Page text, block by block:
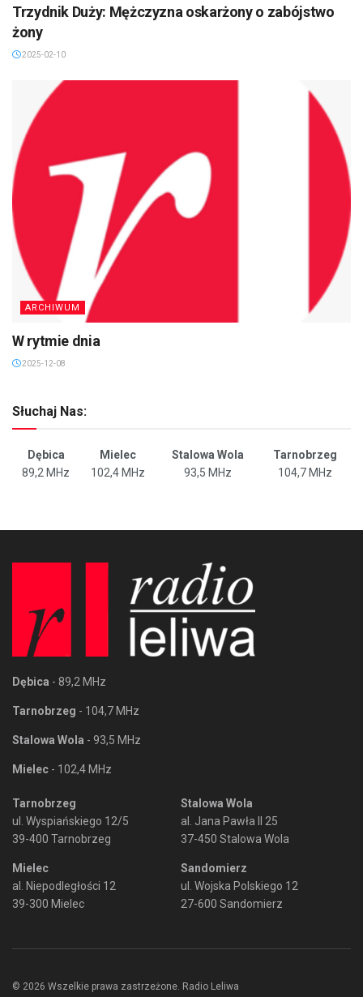
Trzydnik Duży: Mężczyzna oskarżony o zabójstwo
żony
2025-02-10
ARCHIWUM
W rytmie dnia
2025-12-08
Słuchaj Nas:
Dębica Mielec Stalowa Wola
Tarnobrzeg
89,2 MHz
102,4 MHz 93,5 MHz 104,7 MHz
Dębica - 89,2 MHz
Tarnobrzeg - 104,7 MHz
Stalowa Wola - 93,5 MHz
Mielec - 102,4 MHz
Tarnobrzeg
ul. Wyspiańskiego 12/5
39-400 Tarnobrzeg
Mielec
al. Niepodległości 12
39-300 Mielec
Stalowa Wola
al. Jana Pawła II 25
37-450 Stalowa Wola
Sandomierz
ul. Wojska Polskiego 12
27-600 Sandomierz
© 2026 Wszelkie prawa zastrzeżone. Radio Leliwa